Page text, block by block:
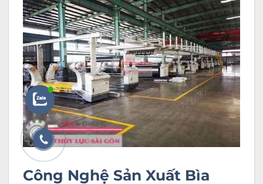
Công Nghệ Sản Xuất Bìa